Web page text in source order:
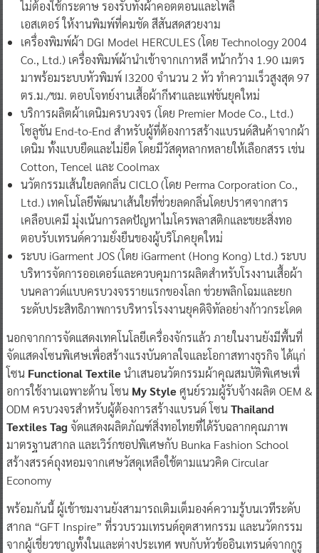
ไม่ต้องใช้กระดาษ รองรับทั้งผ้าคอตตอนและโพลี
เอสเตอร์ ให้งานพิมพ์ที่คมชัด สีสันสดสวยงาม
เครื่องพิมพ์ผ้า DGI Model HERCULES (โดย Technology 2004
Co., Ltd.) เครื่องพิมพ์ผ้านำเข้าจากเกาหลี หน้ากว้าง 1.90 เมตร
มาพร้อมระบบหัวพิมพ์ I3200 จำนวน 2 หัว ทำความเร็วสูงสุด 97
ตร.ม./ชม. ตอบโจทย์งานเสื้อผ้ากีฬาและแฟชันยุคใหม่
บริการผลิตผ้าเดนิมครบวงจร (โดย Premier Mode Co., Ltd.)
โซลูชัน End-to-End สำหรับผู้ที่ต้องการสร้างแบรนด์สินค้าจากผ้า
เดนิม ทั้งแบบยืดและไม่ยืด โดยมีวัสดุหลากหลายให้เลือกสรร เช่น
Cotton, Tencel และ Coolmax
นวัตกรรมเส้นใยลดกลิ่น CICLO (โดย Perma Corporation Co.,
Ltd.) เทคโนโลยีพัฒนาเส้นใยที่ช่วยลดกลิ่นโดยปราศจากสาร
เคลือบเคมี มุ่งเน้นการลดปัญหาไมโครพลาสติกและขยะสิ่งทอ
ตอบรับเทรนด์ความยั่งยืนของผู้บริโภคยุคใหม่
ระบบ iGarment JOS (โดย iGarment (Hong Kong) Ltd.) ระบบ
บริหารจัดการออเดอร์และควบคุมการผลิตสำหรับโรงงานเสื้อผ้า
บนคลาวด์แบบครบวงจรรายแรกของโลก ช่วยพลิกโฉมและยก
ระดับประสิทธิภาพการบริหารโรงงานยุคดิจิทัลอย่างก้าวกระโดด
นอกจากการจัดแสดงเทคโนโลยีเครื่องจักรแล้ว ภายในงานยังมีพื้นที่
จัดแสดงโซนพิเศษเพื่อสร้างแรงบันดาลใจและโอกาสทางธุรกิจ ได้แก่
โซน Functional Textileนำเสนอนวัตกรรมผ้าคุณสมบัติพิเศษเพื่่
อการใช้งานเฉพาะด้าน โซน My Styleศูนย์รวมผู้รับจ้างผลิต OEM &
ODM ครบวงจรสำหรับผู้ต้องการสร้างแบรนด์ โซนThailand
Textiles Tag จัดแสดงผลิตภัณฑ์สิ่งทอไทยที่ได้รับฉลากคุณภาพ
มาตรฐานสากล และเวิร์กชอปพิเศษกับ Bunka Fashion School
สร้างสรรค์ถุงหอมจากเศษวัสดุเหลือใช้ตามแนวคิด Circular
Economy
พร้อมกันนี้ ผู้เข้าชมงานยังสามารถเติมเต็มองค์ความรู้บนเวทีระดับ
สากล “GFT Inspire” ที่รวบรวมเทรนด์อุตสาหกรรม และนวัตกรรม
จากผู้เชี่ยวชาญทั้งในและต่างประเทศ พบกับหัวข้ออินเทรนด์จากกูรู